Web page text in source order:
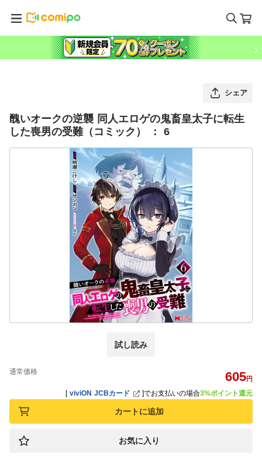
シェア
醜いオークの逆襲 同人エロゲの鬼畜皇太子に転生
した喪男の受難（コミック） ： 6
試し読み
通常価格 605円
[ viviON JCBカード ]でお支払いの場合3%ポイント還元
カートに追加
お気に入り